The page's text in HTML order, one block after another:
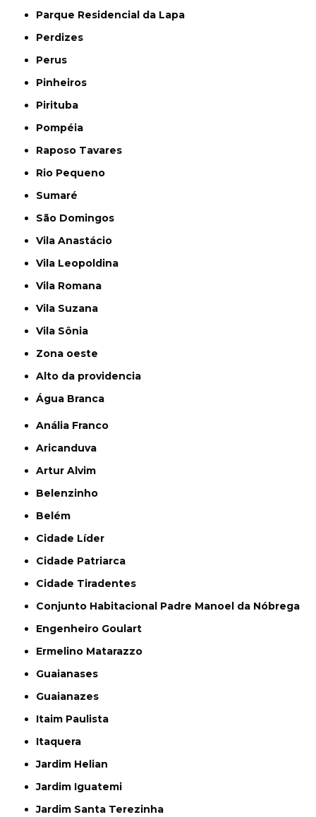
Parque Residencial da Lapa
Perdizes
Perus
Pinheiros
Pirituba
Pompéia
Raposo Tavares
Rio Pequeno
Sumaré
São Domingos
Vila Anastácio
Vila Leopoldina
Vila Romana
Vila Suzana
Vila Sônia
Zona oeste
alto da providencia
Água Branca
Anália Franco
Aricanduva
Artur Alvim
Belenzinho
Belém
Cidade Líder
Cidade Patriarca
Cidade Tiradentes
Conjunto Habitacional Padre Manoel da Nóbrega
Engenheiro Goulart
Ermelino Matarazzo
Guaianases
Guaianazes
Itaim Paulista
Itaquera
Jardim Helian
Jardim Iguatemi
Jardim Santa Terezinha